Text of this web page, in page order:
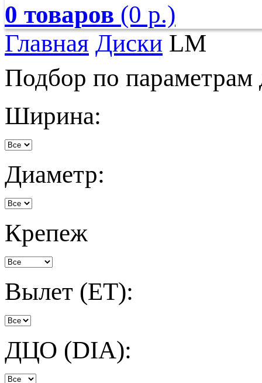
0 товаров (0 р.)
Главная Диски LM
Подбор по параметрам
Ширина:
Диаметр:
Крепеж
Вылет (ET):
ДЦО (DIA):